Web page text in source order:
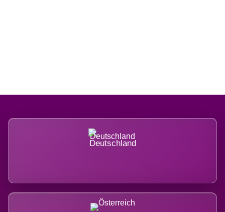
Deutschland